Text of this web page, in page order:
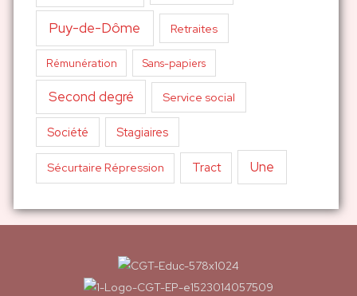
Puy-de-Dôme Retraites
Rémunération Sans-papiers
Second degré Service social
Société Stagiaires
Sécurtaire Répression Tract Une